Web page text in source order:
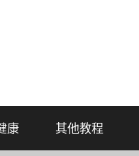
康 其他教程